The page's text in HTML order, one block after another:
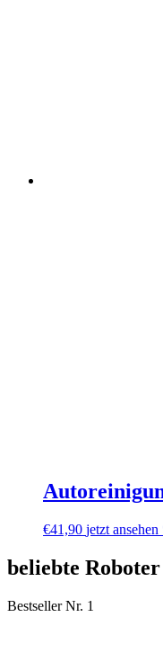
€41,90 jetzt ansehen
beliebte Roboter
Bestseller Nr. 1